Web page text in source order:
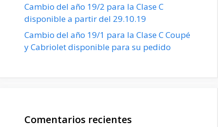
Cambio del año 19/2 para la Clase C
disponible a partir del 29.10.19
Cambio del año 19/1 para la Clase C Coupé
y Cabriolet disponible para su pedido
Comentarios recientes